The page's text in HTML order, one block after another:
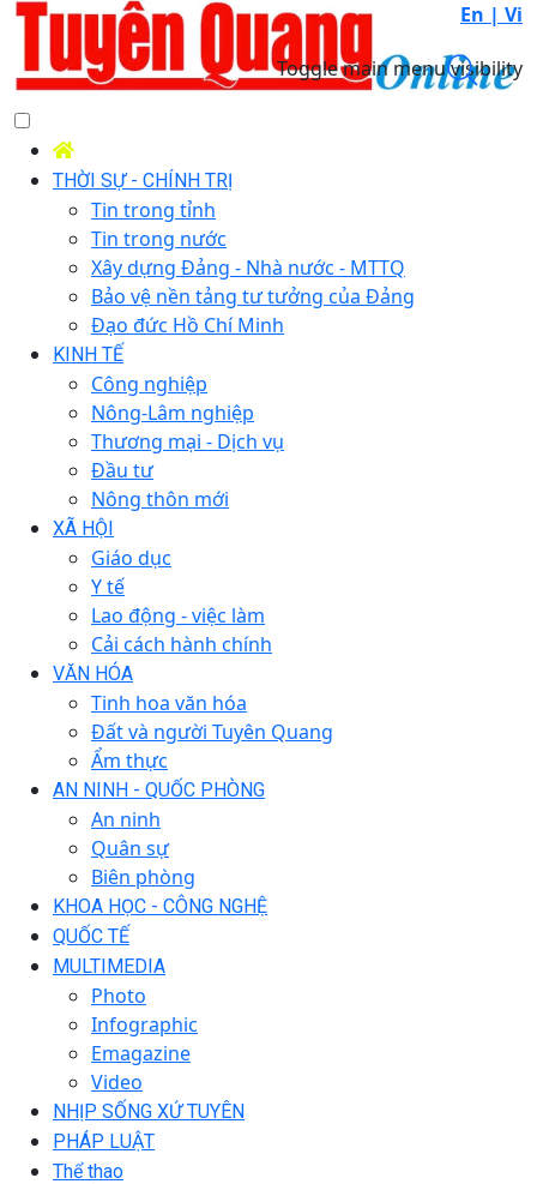
En | Vi
Toggle main menu visibility
THỜI SỰ - CHÍNH TRỊ
Tin trong tỉnh
Tin trong nước
Xây dựng Đảng - Nhà nước - MTTQ
Bảo vệ nền tảng tư tưởng của Đảng
Đạo đức Hồ Chí Minh
KINH TẾ
Công nghiệp
Nông-Lâm nghiệp
Thương mại - Dịch vụ
Đầu tư
Nông thôn mới
XÃ HỘI
Giáo dục
Y tế
Lao động - việc làm
Cải cách hành chính
VĂN HÓA
Tinh hoa văn hóa
Đất và người Tuyên Quang
Ẩm thực
AN NINH - QUỐC PHÒNG
An ninh
Quân sự
Biên phòng
KHOA HỌC - CÔNG NGHỆ
QUỐC TẾ
MULTIMEDIA
Photo
Infographic
Emagazine
Video
NHỊP SỐNG XỨ TUYÊN
PHÁP LUẬT
Thể thao